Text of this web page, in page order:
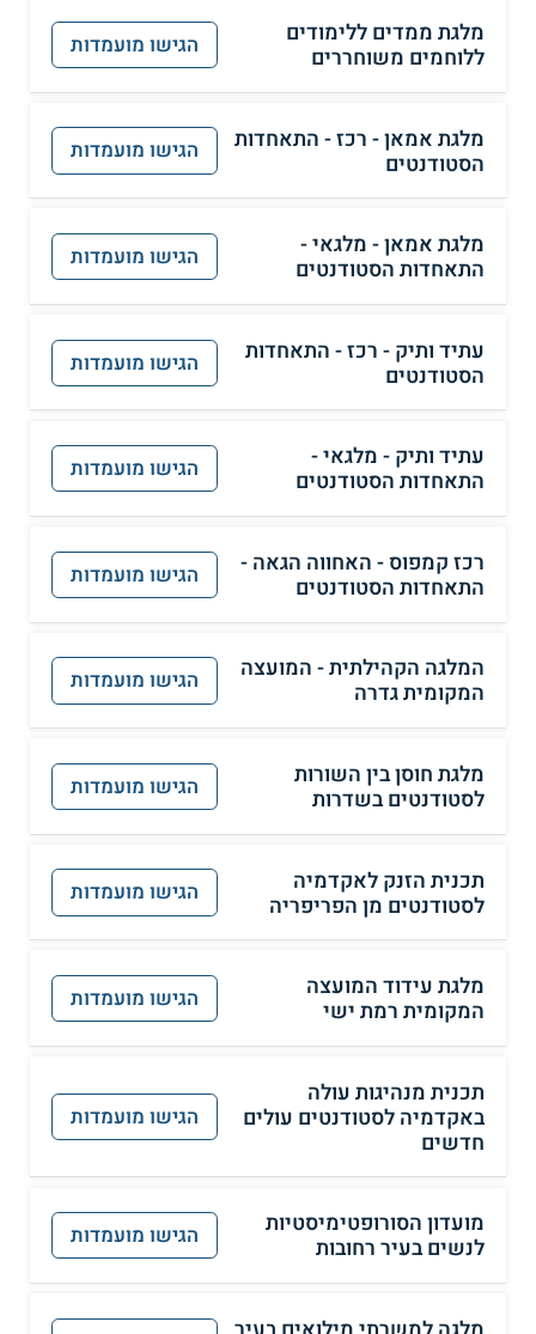
מלגת ממדים ללימודים
ללוחמים משוחררים
הגישו מועמדות
מלגת אמאן - רכז - התאחדות
הסטודנטים
הגישו מועמדות
מלגת אמאן - מלגאי -
התאחדות הסטודנטים
הגישו מועמדות
עתיד ותיק - רכז - התאחדות
הסטודנטים
הגישו מועמדות
עתיד ותיק - מלגאי -
התאחדות הסטודנטים
הגישו מועמדות
רכז קמפוס - האחווה הגאה -
התאחדות הסטודנטים
הגישו מועמדות
המלגה הקהילתית - המועצה
המקומית גדרה
הגישו מועמדות
מלגת חוסן בין השורות
לסטודנטים בשדרות
הגישו מועמדות
תכנית הזנק לאקדמיה
לסטודנטים מן הפריפריה
הגישו מועמדות
מלגת עידוד המועצה
המקומית רמת ישי
הגישו מועמדות
תכנית מנהיגות עולה
באקדמיה לסטודנטים עולים
חדשים
הגישו מועמדות
מועדון הסורופטימיסטיות
לנשים בעיר רחובות
הגישו מועמדות